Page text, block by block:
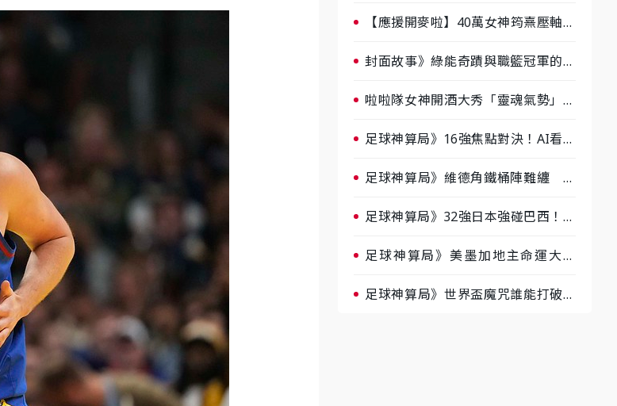
【應援開麥啦】40萬女神筠熹壓軸！
比一個會-ep2
封面故事》綠能奇蹟與職籃冠軍的背
事》大談「心酸創業學」
啦啦隊女神開酒大秀「靈魂氣勢」！
大過招
足球神算局》16強焦點對決！AI看好
足球神算局》維德角鐵桶陣難纏 阿
足球神算局》32強日本強碰巴西！AI
爆冷
足球神算局》美墨加地主命運大解
足球神算局》世界盃魔咒誰能打破？